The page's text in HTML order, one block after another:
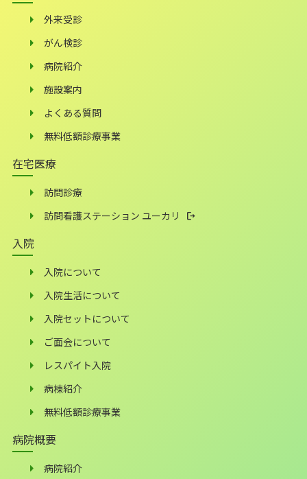
外来受診
がん検診
病院紹介
施設案内
よくある質問
無料低額診療事業
在宅医療
訪問診療
訪問看護ステーション ユーカリ
入院
入院について
入院生活について
入院セットについて
ご面会について
レスパイト入院
病棟紹介
無料低額診療事業
病院概要
病院紹介